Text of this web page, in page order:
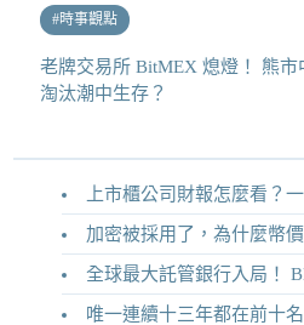
#時事觀點
老牌交易所 BitMEX 熄燈！ 熊市
淘汰潮中生存？
上市櫃公司財報怎麼看？一
加密被採用了，為什麼幣價沒有漲？
全球最大託管銀行入局！ BNY Mellon
唯一連續十三年都在前十名的山寨幣